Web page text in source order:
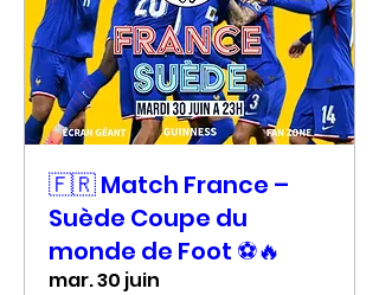
🇫🇷 Match France –
Suède Coupe du
monde de Foot ⚽🔥
mar. 30 juin